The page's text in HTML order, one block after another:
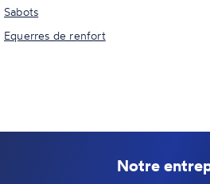
Sabots
Equerres de renfort
Notre